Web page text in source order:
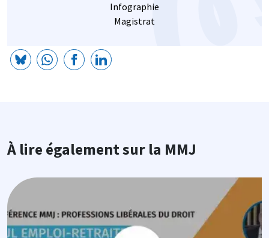
Infographie
Magistrat
À lire également sur la MMJ
Image